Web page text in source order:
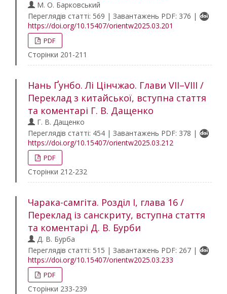
М. О. Барковський
Переглядів статті: 569 | Завантажень PDF: 376 |
https://doi.org/10.15407/orientw2025.03.201
PDF
Сторінки 201-211
Нань Ґунбо. Лі Цінчжао. Глави VII–VIII /
Переклад з китайської, вступна стаття
та коментарі Г. В. Дащенко
Г. В. Дащенко
Переглядів статті: 454 | Завантажень PDF: 378 |
https://doi.org/10.15407/orientw2025.03.212
PDF
Сторінки 212-232
Чарака-самгіта. Розділ І, глава 16 /
Переклад із санскриту, вступна стаття
та коментарі Д. В. Бурби
Д. В. Бурба
Переглядів статті: 515 | Завантажень PDF: 267 |
https://doi.org/10.15407/orientw2025.03.233
PDF
Сторінки 233-239